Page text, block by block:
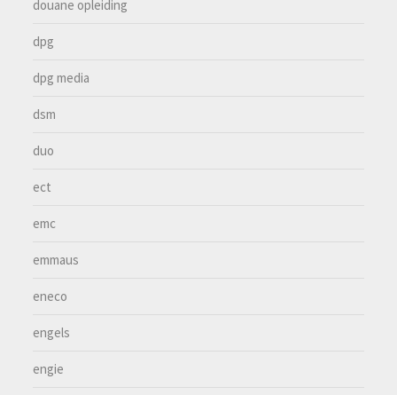
douane opleiding
dpg
dpg media
dsm
duo
ect
emc
emmaus
eneco
engels
engie